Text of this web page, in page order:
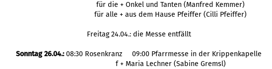
für die + Onkel und Tanten (Manfred Kemmer)
für alle + aus dem Hause Pfeiffer (Cilli Pfeiffer)
Freitag 24.04.: die Messe entfällt
Sonntag 26.04.:08:30 Rosenkranz 09:00 Pfarrmesse in der Krippenkapelle
f + Maria Lechner (Sabine Gremsl)